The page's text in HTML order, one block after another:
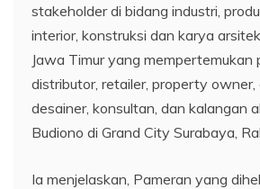
stakeholder di bidang industri,
interior, konstruksi dan karya
Jawa Timur yang mempertemukan
distributor, retailer, property owner,
desainer, konsultan, dan kalangan
Budiono di Grand City Surabaya,
Ia menjelaskan, Pameran yang